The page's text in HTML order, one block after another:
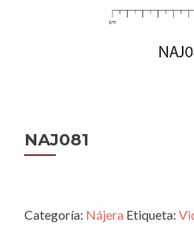
NAJ081
Categoría: Nájera Etiqueta: